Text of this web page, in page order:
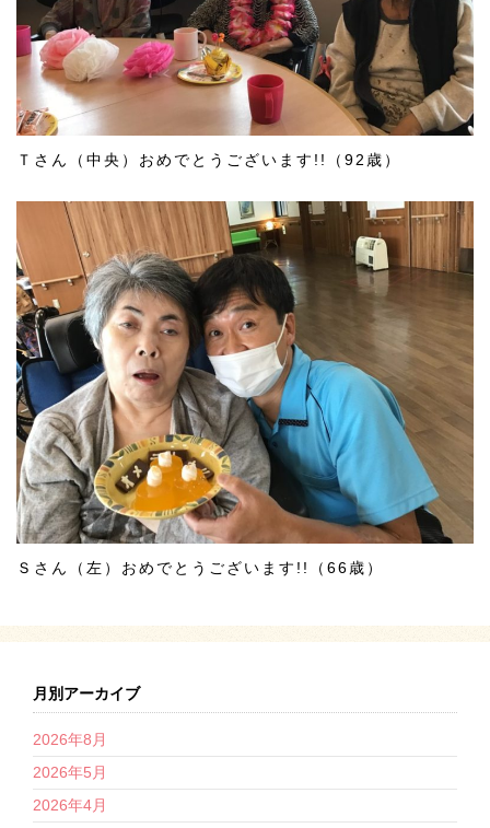
Ｔさん（中央）おめでとうございます!!（92歳）
Ｓさん（左）おめでとうございます!!（66歳）
月別アーカイブ
2026年8月
2026年5月
2026年4月